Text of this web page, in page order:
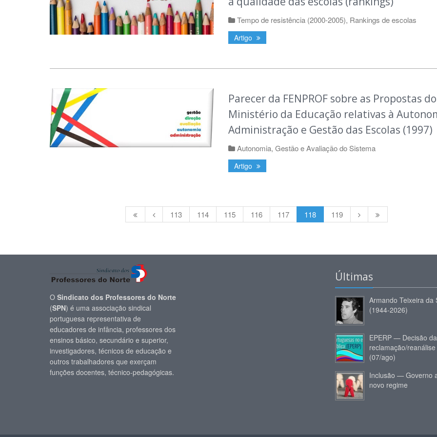
Tempo de resistência (2000-2005), Rankings de escolas
Artigo
Parecer da FENPROF sobre as Propostas do
Ministério da Educação relativas à
Administração e Gestão das Escolas (1997)
Autonomia, Gestão e Avaliação do Sistema
Artigo
113 114 115 116 117 118 119
O Sindicato dos Professores do Norte
(SPN) é uma associação sindical
portuguesa representativa de
educadores de infância, professores dos
ensinos básico, secundário e superior,
investigadores, técnicos de educação e
outros trabalhadores que exerçam
funções docentes, técnico-pedagógicas.
Últimas
Armando Teixeira da
(1944-2026)
EPERP — Decisão da
reclamação/reanálise
(07/ago)
Inclusão — Governo
novo regime